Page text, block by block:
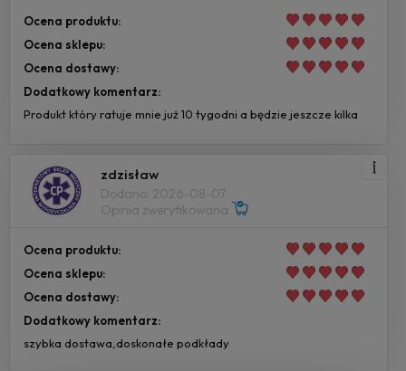
Ocena produktu:
Ocena sklepu:
Ocena dostawy:
Dodatkowy komentarz:
Produkt który ratuje mnie już 10 tygodni a będzie jeszcze kilka
zdzisław
Dodano: 2026-08-07
Opinia zweryfikowana
Ocena produktu:
Ocena sklepu:
Ocena dostawy:
Dodatkowy komentarz:
szybka dostawa,doskonałe podkłady